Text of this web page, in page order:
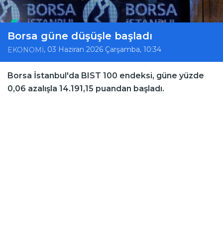
Borsa güne düşüşle başladı
EKONOMİ, 03 Haziran 2026 Çarşamba, 10:34
Borsa İstanbul'da BIST 100 endeksi, güne yüzde
0,06 azalışla 14.191,15 puandan başladı.